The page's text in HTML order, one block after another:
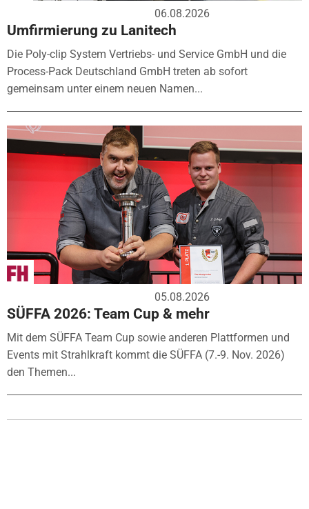
06.08.2026
Umfirmierung zu Lanitech
Die Poly-clip System Vertriebs- und Service GmbH und die
Process-Pack Deutschland GmbH treten ab sofort
gemeinsam unter einem neuen Namen...
05.08.2026
SÜFFA 2026: Team Cup & mehr
Mit dem SÜFFA Team Cup sowie anderen Plattformen und
Events mit Strahlkraft kommt die SÜFFA (7.-9. Nov. 2026)
den Themen...